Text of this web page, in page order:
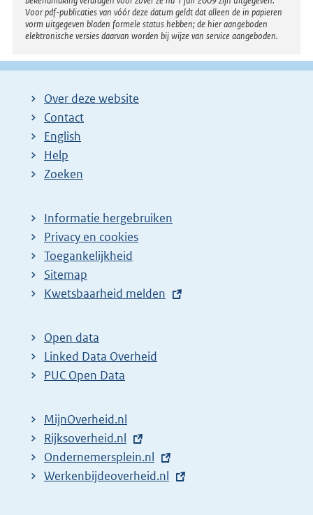
Voor pdf-publicaties van vóór deze datum geldt dat alleen de in papieren
vorm uitgegeven bladen formele status hebben; de hier aangeboden
elektronische versies daarvan worden bij wijze van service aangeboden.
Over deze website
Contact
English
Help
Zoeken
Informatie hergebruiken
Privacy en cookies
Toegankelijkheid
Sitemap
E
t
e
r
l
i
n
k
Kwetsbaarheid melden
Open data
Linked Data Overheid
PUC Open Data
MijnOverheid.nl
E
x
t
Rijksoverheid.nl
E
x
Ondernemersplein.nl
E
Werkenbijdeoverheid.nl